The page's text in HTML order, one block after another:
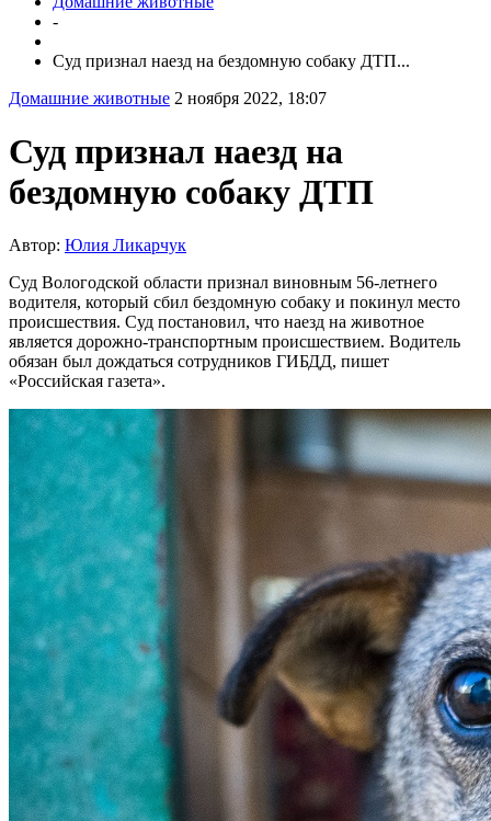
-
Суд признал наезд на бездомную собаку ДТП...
Домашние животные 2 ноября 2022, 18:07
Суд признал наезд на
бездомную собаку ДТП
Автор: Юлия Ликарчук
Суд Вологодской области признал виновным 56-летнего
водителя, который сбил бездомную собаку и покинул место
происшествия. Суд постановил, что наезд на животное
является дорожно-транспортным происшествием. Водитель
обязан был дождаться сотрудников ГИБДД, пишет
«Российская газета».